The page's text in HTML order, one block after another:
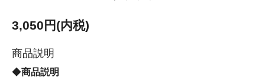
3,050円(内税)
商品説明
◆商品説明